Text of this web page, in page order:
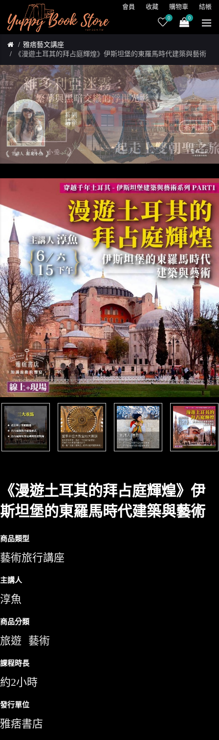
會員 收藏 購物車 結帳
0 0
雅痞藝文講座
《漫遊土耳其的拜占庭輝煌》伊斯坦堡的東羅馬時代建築與藝術
《漫遊土耳其的拜占庭輝煌》伊
斯坦堡的東羅馬時代建築與藝術
商品類型
藝術旅行講座
主講人
淳魚
商品分類
旅遊 藝術
課程時長
約2小時
發行單位
雅痞書店